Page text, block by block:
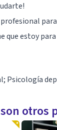
profesional
que estoy
Psicología